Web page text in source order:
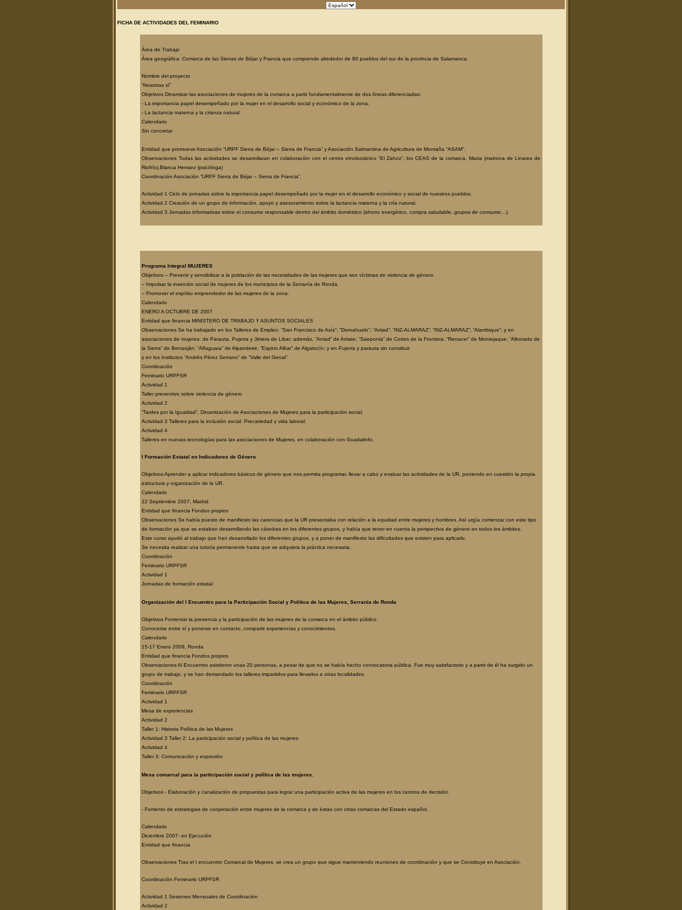
FICHA DE ACTIVIDADES DEL FEMINARIO
Área de Trabajo
Área geográfica: Comarca de las Sierras de Béjar y Francia que comprende alrededor de 80 pueblos del sur de la provincia de Salamanca.
Nombre del proyecto
“Nosotras sí”
Objetivos Dinamizar las asociaciones de mujeres de la comarca a partir fundamentalmente de dos líneas diferenciadas:
- La importancia papel desempeñado por la mujer en el desarrollo social y económico de la zona.
- La lactancia materna y la crianza natural.
Calendario
Sin concretar
Entidad que promueve Asociación “URPF Sierra de Béjar – Sierra de Francia” y Asociación Salmantina de Agricultura de Montaña “ASAM”.
Observaciones Todas las actividades se desarrollaran en colaboración con el centro etnobotánico “El Zahoz”, los CEAS de la comarca, Marta (matrona de Linares de
Riofrío),Blanca Herraez (psicóloga)
Coordinación Asociación “URPF Sierra de Béjar – Sierra de Francia”.
Actividad 1 Ciclo de jornadas sobre la importancia papel desempeñado por la mujer en el desarrollo económico y social de nuestros pueblos.
Actividad 2 Creación de un grupo de información, apoyo y asesoramiento sobre la lactancia materna y la cría natural.
Actividad 3 Jornadas informativas sobre el consumo responsable dentro del ámbito doméstico (ahorro energético, compra saludable, grupos de consumo…).
Programa Integral MUJERES
Objetivos – Prevenir y sensibilizar a la población de las necesidades de las mujeres que son víctimas de violencia de género.
– Impulsar la inserción social de mujeres de los municipios de la Serranía de Ronda.
– Promover el espíritu emprendedor de las mujeres de la zona.
Calendario
ENERO A OCTUBRE DE 2007
Entidad que financia MINISTERO DE TRABAJO Y ASUNTOS SOCIALES
Observaciones Se ha trabajado en los Talleres de Empleo: “San Francisco de Asís”; “Dornahuelo”; “Arriad”; “INZ-ALMARAZ”; “INZ-ALMARAZ”; “Alambique”; y en
asociaciones de mujeres: de Parauta, Pujerra y Jimera de Libar; además, “Arriad” de Arriate; “Saeponia” de Cortes de la Frontera; “Renacer” de Montejaque; “Alborada de
la Sierra” de Benaoján; “Alfaguara” de Alpandeire; “Espino Albar” de Algatocín; y en Pujerra y parauta sin constituir.
y en los Institutos “Andrés Pérez Serrano” de “Valle del Genal”.
Coordinación
Feminario URPFSR
Actividad 1
Taller preventivo sobre violencia de género
Actividad 2
“Tardes por la Igualdad”, Dinamización de Asociaciones de Mujeres para la participación social.
Actividad 3 Talleres para la inclusión social. Precariedad y vida laboral.
Actividad 4
Talleres en nuevas tecnologías para las asociaciones de Mujeres, en colaboración con Guadalinfo.
I Formación Estatal en Indicadores de Género
Objetivos Aprender a aplicar indicadores básicos de género que nos permita programar, llevar a cabo y evaluar las actividades de la UR, poniendo en cuestión la propia
estructura y organización de la UR.
Calendario
22 Septiembre 2007, Madrid
Entidad que financia Fondos propios
Observaciones Se había puesto de manifiesto las carencias que la UR presentaba con relación a la equidad entre mujeres y hombres. Así urgía comenzar con este tipo
de formación ya que se estaban desarrollando las cátedras en los diferentes grupos, y había que tener en cuenta la perspectiva de género en todos los ámbitos.
Este curso ayudó al trabajo que han desarrollado los diferentes grupos, y a poner de manifiesto las dificultades que existen para aplicarlo.
Se necesita realizar una tutoría permanente hasta que se adquiera la práctica necesaria.
Coordinación
Feminario URPFSR
Actividad 1
Jornadas de formación estatal
Organización del I Encuentro para la Participación Social y Política de las Mujeres, Serranía de Ronda
Objetivos Fomentar la presencia y la participación de las mujeres de la comarca en el ámbito público.
Conocerse entre sí y ponerse en contacto, compartir experiencias y conocimientos.
Calendario
15-17 Enero 2008, Ronda
Entidad que financia Fondos propios
Observaciones Al Encuentro asistieron unas 20 personas, a pesar de que no se había hecho convocatoria pública. Fue muy satisfactorio y a partir de él ha surgido un
grupo de trabajo, y se han demandado los talleres impartidos para llevarlos a otras localidades.
Coordinación
Feminario URPFSR
Actividad 1
Mesa de experiencias
Actividad 2
Taller 1: Historia Política de las Mujeres
Actividad 3 Taller 2: La participación social y política de las mujeres
Actividad 4
Taller 3: Comunicación y expresión
Mesa comarcal para la participación social y política de las mujeres.
Objetivos - Elaboración y canalización de propuestas para lograr una participación activa de las mujeres en los centros de decisión.
- Fomento de estrategias de cooperación entre mujeres de la comarca y de éstas con otras comarcas del Estado español.
Calendario
Diciembre 2007- en Ejecución
Entidad que financia
Observaciones Tras el I encuentro Comarcal de Mujeres, se crea un grupo que sigue manteniendo reuniones de coordinación y que se Constituye en Asociación.
Coordinación Feminario URPFSR
Actividad 1 Sesiones Mensuales de Coordinación
Actividad 2